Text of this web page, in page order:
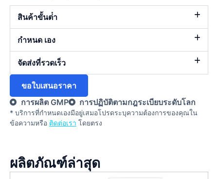
สินค้าขั้นต่ํา
กำหนด เอง
จัดส่งที่รวดเร็ว
ขอใบเสนอราคา
การผลิต GMP
การปฏิบัติตามกฎระเบียบระดับโลก
* บริการที่กําหนดเองมีอยู่เสมอโปรดระบุความต้องการของคุณใน
ข้อความหรือ ติดต่อเรา โดยตรง
ผลิตภัณฑ์ล่าสุด